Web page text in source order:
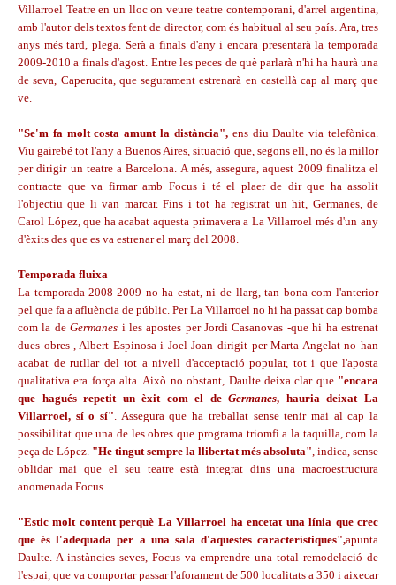
Villarroel Teatre en un lloc on veure teatre contemporani, d'arrel argentina,
amb l'autor dels textos fent de director, com és habitual al seu país. Ara, tres
anys més tard, plega. Serà a finals d'any i encara presentarà la temporada
2009-2010 a finals d'agost. Entre les peces de què parlarà n'hi ha haurà una
de seva, Caperucita, que segurament estrenarà en castellà cap al març que
ve.
"Se'm fa molt costa amunt la distància",ens diu Daulte via telefònica.
Viu gairebé tot l'any a Buenos Aires, situació que, segons ell, no és la millor
per dirigir un teatre a Barcelona. A més, assegura, aquest 2009 finalitza el
contracte que va firmar amb Focus i té el plaer de dir que ha assolit
l'objectiu que li van marcar. Fins i tot ha registrat un hit, Germanes, de
Carol López, que ha acabat aquesta primavera a La Villarroel més d'un any
d'èxits des que es va estrenar el març del 2008.
Temporada fluixa
La temporada 2008-2009 no ha estat, ni de llarg, tan bona com l'anterior
pel que fa a afluència de públic. Per La Villarroel no hi ha passat cap bomba
com la deGermanes i les apostes per Jordi Casanovas -que hi ha estrenat
dues obres-, Albert Espinosa i Joel Joan dirigit per Marta Angelat no han
acabat de rutllar del tot a nivell d'acceptació popular, tot i que l'aposta
qualitativa era força alta. Això no obstant, Daulte deixa clar que "encara
que hagués repetit un èxit com el deGermanes, hauria deixat La
Villarroel, sí o sí". Assegura que ha treballat sense tenir mai al cap la
possibilitat que una de les obres que programa triomfi a la taquilla, com la
peça de López. "He tingut sempre la llibertat més absoluta", indica, sense
oblidar mai que el seu teatre està integrat dins una macroestructura
anomenada Focus.
"Estic molt content perquè La Villarroel ha encetat una línia que crec
que és l'adequada per a una sala d'aquestes característiques",apunta
Daulte. A instàncies seves, Focus va emprendre una total remodelació de
l'espai, que va comportar passar l'aforament de 500 localitats a 350 i aixecar